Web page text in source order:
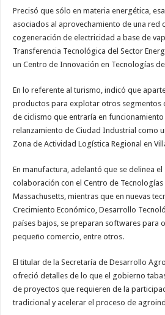
Precisó que sólo en materia energética,
asociados al aprovechamiento de una red
cogeneración de electricidad a base de
Transferencia Tecnológica del Sector
un Centro de Innovación en Tecnologías
En lo referente al turismo, indicó que
productos para explotar otros segmentos
de ciclismo que entraría en
relanzamiento de Ciudad Industrial como
Zona de Actividad Logística Regional en
En manufactura, adelantó que se delinea
colaboración con el Centro de
Massachusetts, mientras que en nuevas
Crecimiento Económico, Desarrollo
países bajos, se preparan softwares para
pequeño comercio, entre otros.
El titular de la Secretaría de Desarrollo
ofreció detalles de lo que el gobierno
de proyectos que requieren de la
tradicional y acelerar el proceso de